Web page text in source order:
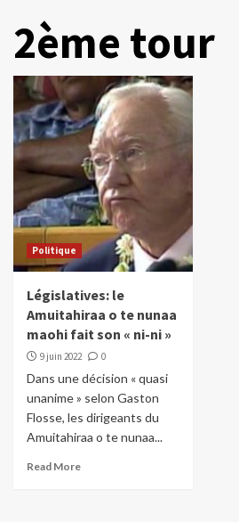
2ème tour
Politique
Législatives: le
Amuitahiraa o te nunaa
maohi fait son « ni-ni »
9 juin 2022 0
Dans une décision « quasi
unanime » selon Gaston
Flosse, les dirigeants du
Amuitahiraa o te nunaa...
Read More